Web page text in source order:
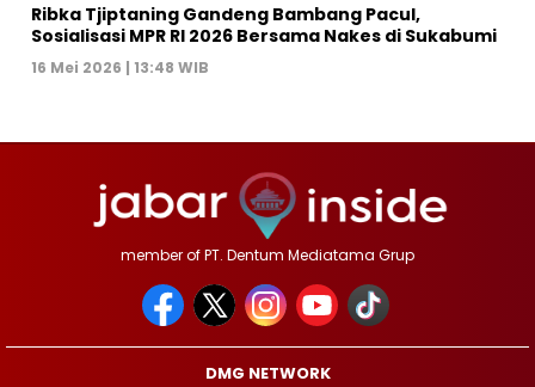
Ribka Tjiptaning Gandeng Bambang Pacul,
Sosialisasi MPR RI 2026 Bersama Nakes di Sukabumi
16 Mei 2026 | 13:48 WIB
member of PT. Dentum Mediatama Grup
DMG NETWORK